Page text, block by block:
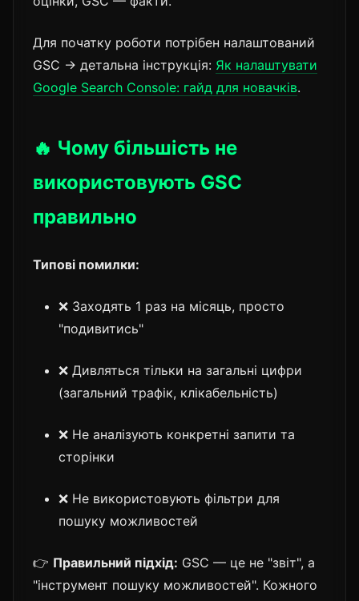
Для початку роботи потрібен налаштований
GSC → детальна інструкція: Як налаштувати
Google Search Console: гайд для новачків.
🔥 Чому більшість не
використовують GSC
правильно
Типові помилки:
❌ Заходять 1 раз на місяць, просто
"подивитись"
❌ Дивляться тільки на загальні цифри
(загальний трафік, клікабельність)
❌ Не аналізують конкретні запити та
сторінки
❌ Не використовують фільтри для
пошуку можливостей
👉 Правильний підхід: GSC — це не "звіт", а
"інструмент пошуку можливостей". Кожного